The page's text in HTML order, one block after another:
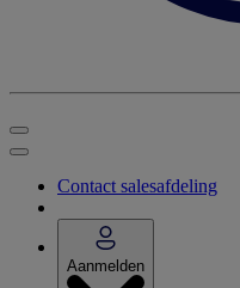
Contact salesafdeling
Aanmelden